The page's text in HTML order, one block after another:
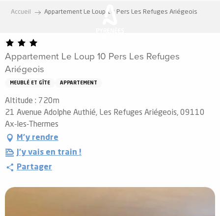
principal
Accueil Appartement Le Loup 10 Pers Les Refuges Ariégeois
Appartement Le Loup 10 Pers Les Refuges
Ariégeois
MEUBLÉ ET GÎTE APPARTEMENT
Altitude : 720m
21 Avenue Adolphe Authié, Les Refuges Ariégeois, 09110
Ax-les-Thermes
M'y rendre
J'y vais en train !
Partager